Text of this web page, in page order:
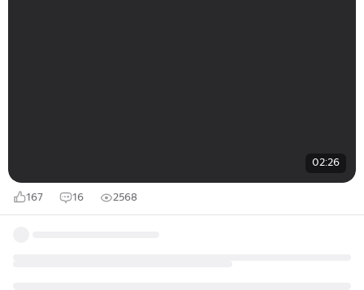
02:26
167 16 2568